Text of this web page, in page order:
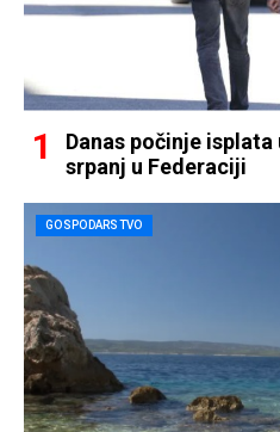
Danas počinje
srpanj u Federaciji
GOSPODARSTVO